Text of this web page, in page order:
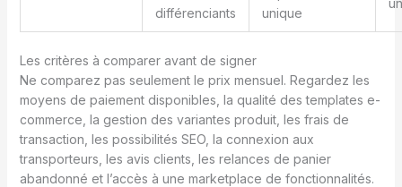
différenciants
unique
Les critères à comparer avant de signer
Ne comparez pas seulement le prix mensuel. Regardez les
moyens de paiement disponibles, la qualité des templates e-
commerce, la gestion des variantes produit, les frais de
transaction, les possibilités SEO, la connexion aux
transporteurs, les avis clients, les relances de panier
abandonné et l’accès à une marketplace de fonctionnalités.